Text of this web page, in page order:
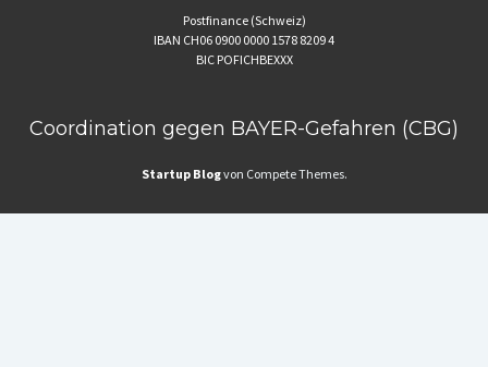
Postfinance (Schweiz)
IBAN CH06 0900 0000 1578 8209 4
BIC POFICHBEXXX
Coordination gegen BAYER-Gefahren (CBG)
Startup Blogvon Compete Themes.